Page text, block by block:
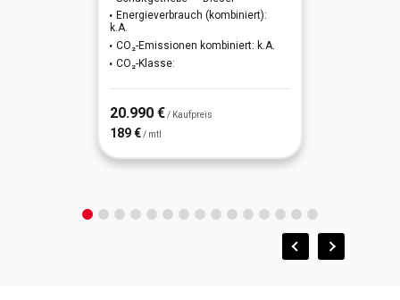
Lenkrad heizbar
Müdigkeitserkennung
Sitzheizung vorn
Tempomat
Einschaltautomatik für Fahrlicht
Freisprecheinrichtung Bluetooth
Energieverbrauch (kombiniert):
k.A.
CO₂-Emissionen kombiniert: k.A.
CO₂-Klasse:
20.990 € / Kaufpreis
189 € / mtl